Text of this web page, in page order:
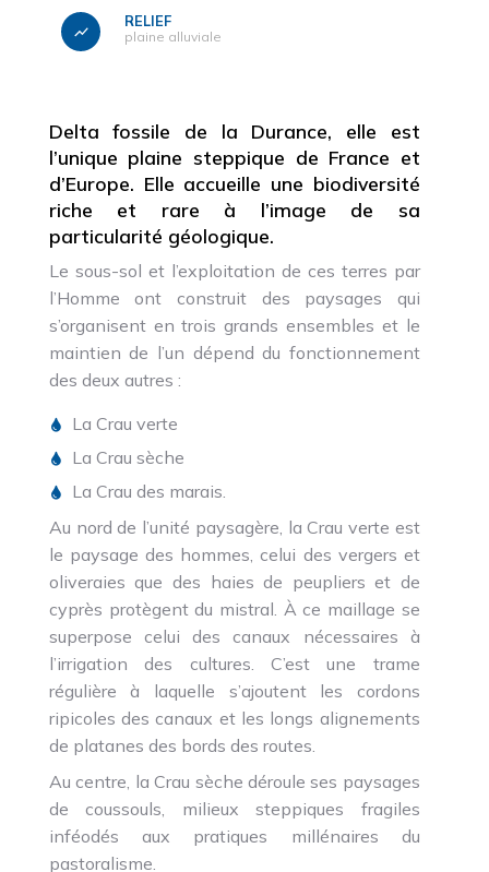
RELIEF
plaine alluviale
Delta fossile de la Durance, elle est
l’unique plaine steppique de France et
d’Europe. Elle accueille une biodiversité
riche et rare à l’image de sa
particularité géologique.
Le sous-sol et l’exploitation de ces terres par
l’Homme ont construit des paysages qui
s’organisent en trois grands ensembles et le
maintien de l’un dépend du fonctionnement
des deux autres :
La Crau verte
La Crau sèche
La Crau des marais.
Au nord de l’unité paysagère, la Crau verte est
le paysage des hommes, celui des vergers et
oliveraies que des haies de peupliers et de
cyprès protègent du mistral. À ce maillage se
superpose celui des canaux nécessaires à
l’irrigation des cultures. C’est une trame
régulière à laquelle s’ajoutent les cordons
ripicoles des canaux et les longs alignements
de platanes des bords des routes.
Au centre, la Crau sèche déroule ses paysages
de coussouls, milieux steppiques fragiles
inféodés aux pratiques millénaires du
pastoralisme.